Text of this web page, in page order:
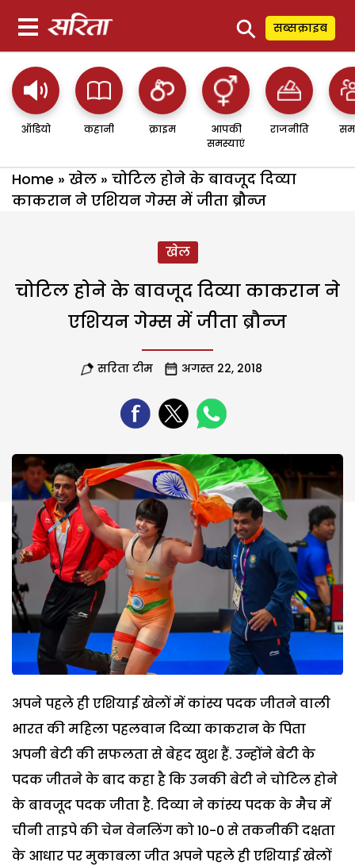
⚲ सब्सक्राइब
ऑडियो कहानी क्राइम
आपकी
समस्याएं
राजनीति
Home » खेल » चोटिल होने के बावजूद दिव्या
काकरान ने एशियन गेम्स में जीता ब्रौन्ज
खेल
चोटिल होने के बावजूद दिव्या काकरान ने
एशियन गेम्स में जीता ब्रौन्ज
सरिता टीम अगस्त 22, 2018
अपने पहले ही एशियाई खेलों में कांस्य पदक जीतने वाली
भारत की महिला पहलवान दिव्या काकरान के पिता
अपनी बेटी की सफलता से बेहद खुश हैं. उन्होंने बेटी के
पदक जीतने के बाद कहा है कि उनकी बेटी ने चोटिल होने
के बावजूद पदक जीता है. दिव्या ने कांस्य पदक के मैच में
चीनी ताइपे की चेन वेनलिंग को 10-0 से तकनीकी दक्षता
के आधार पर मुकाबला जीत अपने पहले ही एशियाई खेलों